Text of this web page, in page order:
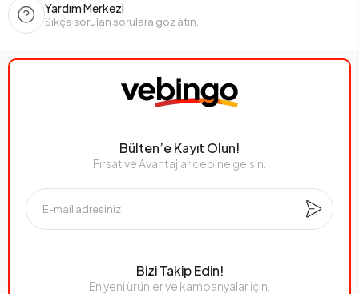
Yardım Merkezi
Sıkça sorulan sorulara göz atın.
Bülten’e Kayıt Olun!
Fırsat ve Avantajlar cebine gelsin.
Bizi Takip Edin!
En yeni ürünler ve kampanyalar için,